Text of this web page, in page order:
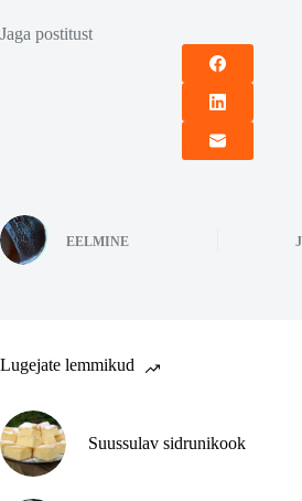
Jaga postitust
EELMINE
Lugejate lemmikud
Suussulav sidrunikook